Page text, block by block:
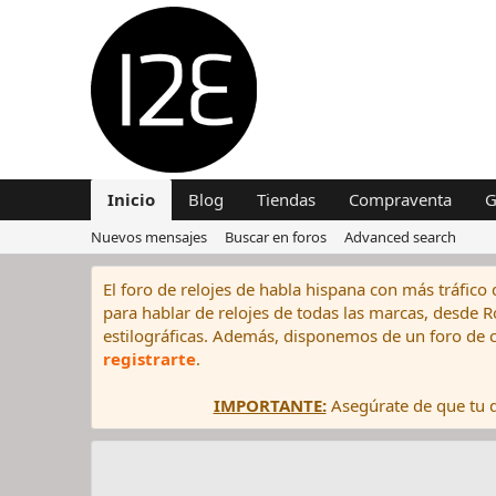
Inicio Blog Tiendas Compraventa
Nuevos mensajes Buscar en foros Advanced search
El foro de relojes de habla hispana con más
para hablar de relojes de todas las marcas, desde
estilográficas. Además, disponemos de un foro
registrarte.
IMPORTANTE:Asegúrate de que tu